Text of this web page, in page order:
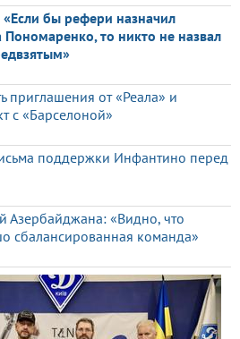
бы рефери назначил
Пономаренко, то никто не назвал
приглашения от «Реала» и
с «Барселоной»
поддержки Инфантино перед
Азербайджана: «Видно, что
сбалансированная команда»